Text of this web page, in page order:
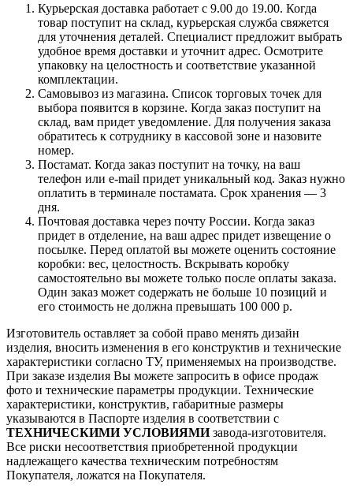
Курьерская доставка работает с 9.00 до 19.00. Когда
товар поступит на склад, курьерская служба свяжется
для уточнения деталей. Специалист предложит выбрать
удобное время доставки и уточнит адрес. Осмотрите
упаковку на целостность и соответствие указанной
комплектации.
Самовывоз из магазина. Список торговых точек для
выбора появится в корзине. Когда заказ поступит на
склад, вам придет уведомление. Для получения заказа
обратитесь к сотруднику в кассовой зоне и назовите
номер.
Постамат. Когда заказ поступит на точку, на ваш
телефон или e-mail придет уникальный код. Заказ нужно
оплатить в терминале постамата. Срок хранения — 3
дня.
Почтовая доставка через почту России. Когда заказ
придет в отделение, на ваш адрес придет извещение о
посылке. Перед оплатой вы можете оценить состояние
коробки: вес, целостность. Вскрывать коробку
самостоятельно вы можете только после оплаты заказа.
Один заказ может содержать не больше 10 позиций и
его стоимость не должна превышать 100 000 р.
Изготовитель оставляет за собой право менять дизайн
изделия, вносить изменения в его конструктив и технические
характеристики согласно ТУ, применяемых на производстве.
При заказе изделия Вы можете запросить в офисе продаж
фото и технические параметры продукции. Технические
характеристики, конструктив, габаритные размеры
указываются в Паспорте изделия в соответствии с
ТЕХНИЧЕСКИМИ УСЛОВИЯМИзавода-изготовителя.
Все риски несоответствия приобретенной продукции
надлежащего качества техническим потребностям
Покупателя, ложатся на Покупателя.